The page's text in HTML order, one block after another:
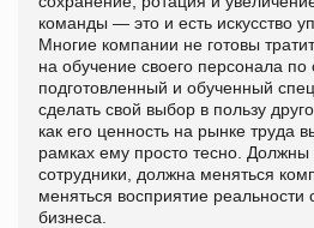
команды — это и есть искусство
Многие компании не готовы
на обучение своего персонала
подготовленный и обученный
сделать свой выбор в пользу
как его ценность на рынке труда
рамках ему просто тесно. Должны
сотрудники, должна меняться
меняться восприятие реальности
бизнеса.